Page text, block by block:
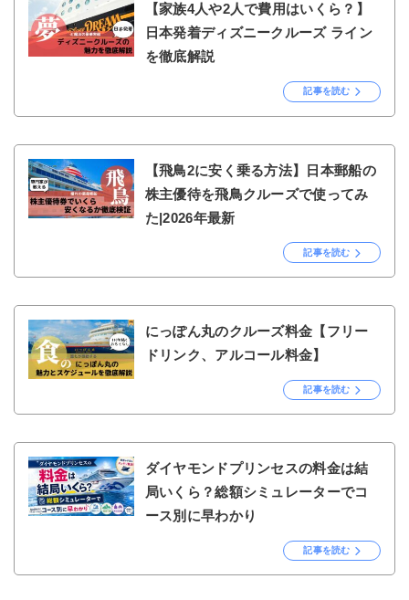
【家族4人や2人で費用はいくら？】
日本発着ディズニークルーズ ライン
を徹底解説
記事を読む
【飛鳥2に安く乗る方法】日本郵船の
株主優待を飛鳥クルーズで使ってみ
た|2026年最新
記事を読む
にっぽん丸のクルーズ料金【フリー
ドリンク、アルコール料金】
記事を読む
ダイヤモンドプリンセスの料金は結
局いくら？総額シミュレーターでコ
ース別に早わかり
記事を読む